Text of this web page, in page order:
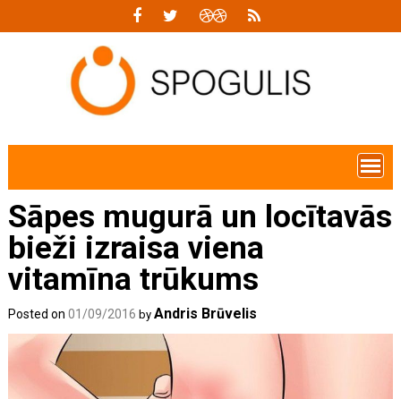
Sāpes mugurā un locītavās
bieži izraisa viena
vitamīna trūkums
Posted on01/09/2016 byAndris Brūvelis